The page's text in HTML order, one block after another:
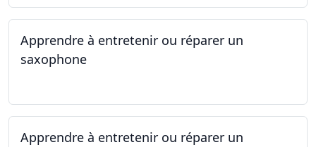
Apprendre à entretenir ou réparer un
saxophone
Apprendre à entretenir ou réparer un